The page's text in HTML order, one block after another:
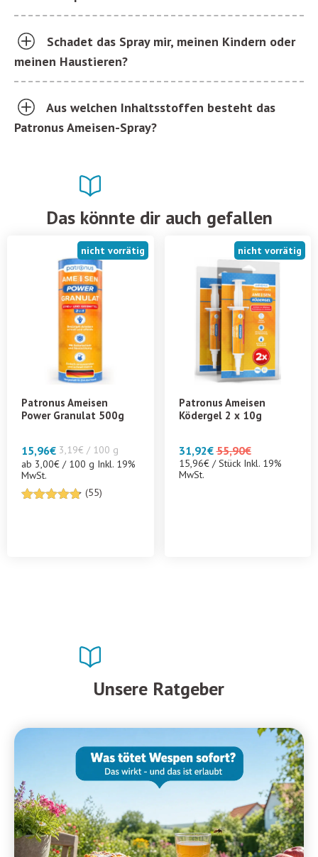
Schadet das Spray mir, meinen Kindern oder
meinen Haustieren?
Aus welchen Inhaltsstoffen besteht das
Patronus Ameisen-Spray?
Das könnte dir auch gefallen
Patronus Ameisen
Power Granulat 500g
15,96€ 3,19€ / 100 g
ab 3,00€ / 100 g Inkl. 19%
MwSt.
(55)
Patronus Ameisen
Ködergel 2 x 10g
31,92€ 55,90€
15,96€ / Stück Inkl. 19%
MwSt.
Unsere Ratgeber